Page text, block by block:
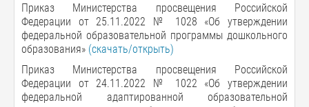
Приказ Министерства просвещения Российской
Федерации от 25.11.2022 № 1028 «Об утверждении
федеральной образовательной программы дошкольного
образования» (скачать/открыть)
Приказ Министерства просвещения Российской
Федерации от 24.11.2022 № 1022 «Об утверждении
федеральной адаптированной образовательной